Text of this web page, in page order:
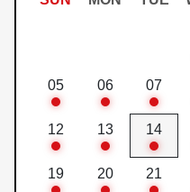
05 06 07
12 13 14
19 20 21